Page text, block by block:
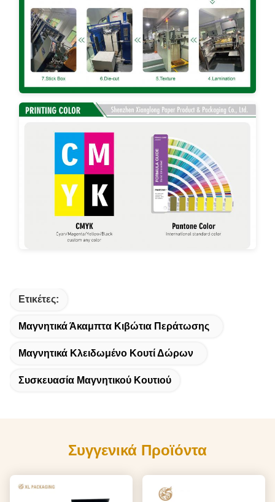
Ετικέτες:
Μαγνητικά Άκαμπτα Κιβώτια Περάτωσης
Μαγνητικά Κλειδωμένο Κουτί Δώρων
Συσκευασία Μαγνητικού Κουτιού
Συγγενικά Προϊόντα